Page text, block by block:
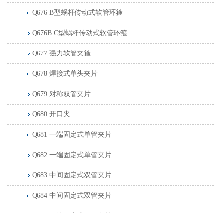
Q676 B型蜗杆传动式软管环箍
Q676B C型蜗杆传动式软管环箍
Q677 强力软管夹箍
Q678 焊接式单头夹片
Q679 对称双管夹片
Q680 开口夹
Q681 一端固定式单管夹片
Q682 一端固定式单管夹片
Q683 中间固定式双管夹片
Q684 中间固定式双管夹片